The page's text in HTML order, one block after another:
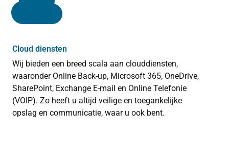
Cloud diensten
Wij bieden een breed scala aan clouddiensten,
waaronder Online Back-up, Microsoft 365, OneDrive,
SharePoint, Exchange E-mail en Online Telefonie
(VOIP). Zo heeft u altijd veilige en toegankelijke
opslag en communicatie, waar u ook bent.